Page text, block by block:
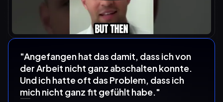
"Angefangen hat das damit, dass ich von
der Arbeit nicht ganz abschalten konnte.
Und ich hatte oft das Problem, dass ich
mich nicht ganz fit gefühlt habe."